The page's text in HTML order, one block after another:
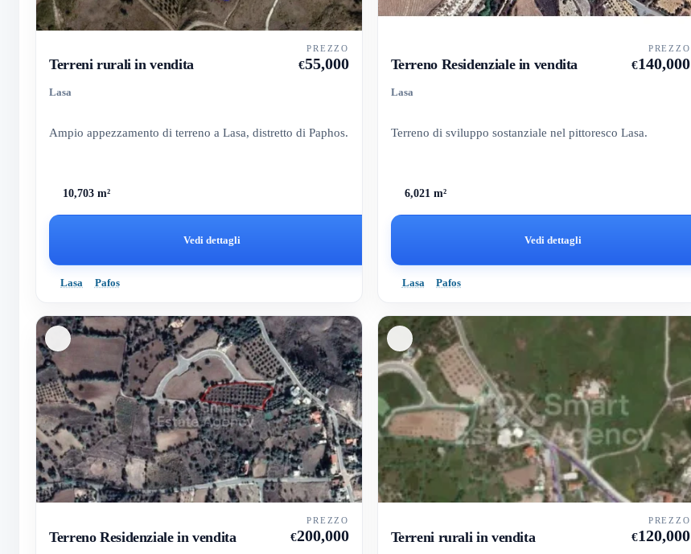
Terreni rurali in vendita
Lasa
PREZZO
€55,000
Ampio appezzamento di terreno a Lasa, distretto di Paphos.
10,703 m²
Vedi dettagli
Lasa Pafos
Terreno Residenziale in vendita
Lasa
PREZZO
€140,000
Terreno di sviluppo sostanziale nel pittoresco Lasa.
6,021 m²
Vedi dettagli
Lasa Pafos
Terreno Residenziale in vendita
PREZZO
€200,000 Terreni rurali in vendita
PREZZO
€120,000